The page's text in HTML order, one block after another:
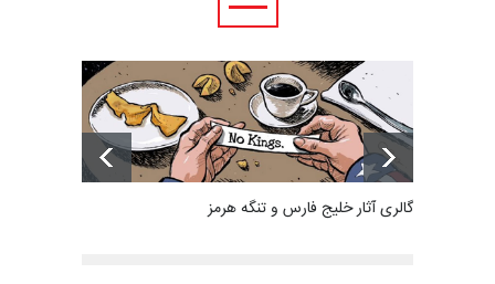
گالری آثار خلیج فارس و تنگه هرمز